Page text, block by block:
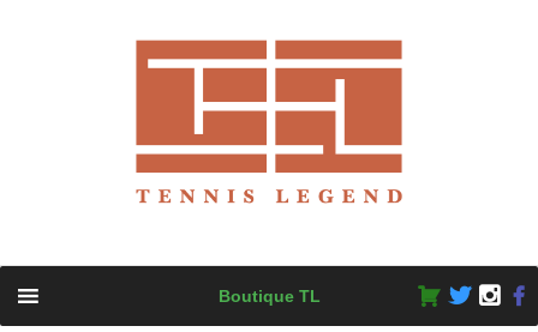
Boutique TL